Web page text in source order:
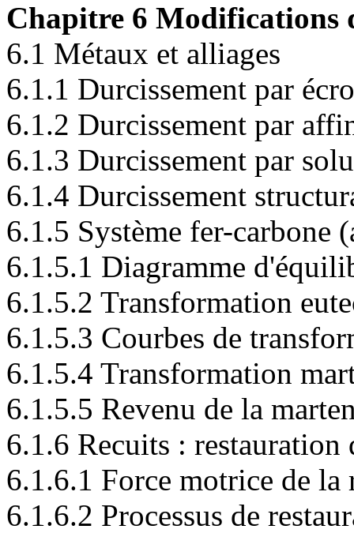
Chapitre 6 Modifications
6.1 Métaux et alliages
6.1.1 Durcissement par
6.1.2 Durcissement par
6.1.3 Durcissement par
6.1.4 Durcissement
6.1.5 Système fer-carbone
6.1.5.1 Diagramme
6.1.5.2 Transformation
6.1.5.3 Courbes de
6.1.5.4 Transformation
6.1.5.5 Revenu de la
6.1.6 Recuits : restauration
6.1.6.1 Force motrice de la
6.1.6.2 Processus de